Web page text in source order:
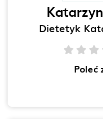
Dietetyk
Poleć